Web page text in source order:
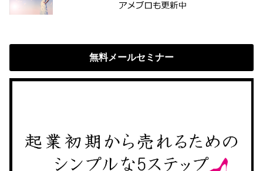
無料メールセミナー